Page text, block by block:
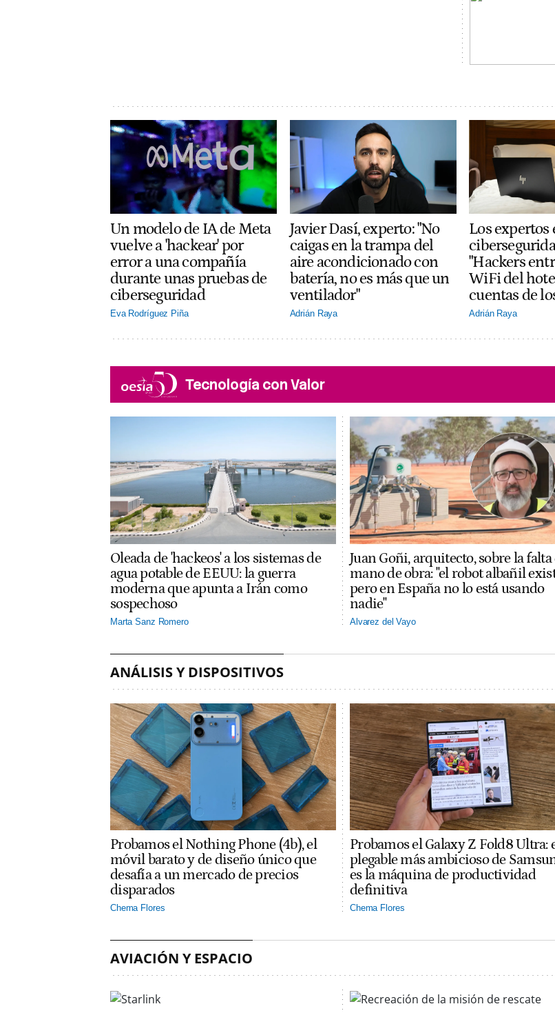
Un modelo de IA de Meta
vuelve a 'hackear' por
error a una compañía
durante unas pruebas de
ciberseguridad
Eva Rodríguez Piña
Javier Dasí, experto: "No
caigas en la trampa del
aire acondicionado con
batería, no es más que un
ventilador"
Adrián Raya
Los expertos
"Hackers
WiFi del
cuentas de
Adrián Raya
Tecnología con Valor
Oleada de 'hackeos' a los sistemas de
agua potable de EEUU: la guerra
moderna que apunta a Irán como
sospechoso
Marta Sanz Romero
Juan Goñi, arquitecto, sobre la falta
mano de obra: "el robot albañil
pero en España no lo está usando
nadie"
Alvarez del Vayo
ANÁLISIS Y DISPOSITIVOS
Probamos el Nothing Phone (4b), el
móvil barato y de diseño único que
desafía a un mercado de precios
disparados
Chema Flores
Probamos el Galaxy Z Fold8 Ultra:
plegable más ambicioso de
es la máquina de productividad
definitiva
Chema Flores
AVIACIÓN Y ESPACIO